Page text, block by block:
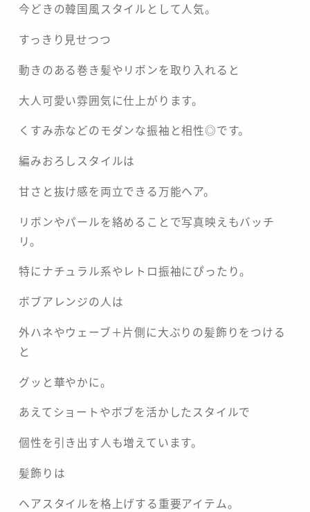
今どきの韓国風スタイルとして人気。
すっきり見せつつ
動きのある巻き髪やリボンを取り入れると
大人可愛い雰囲気に仕上がります。
くすみ赤などのモダンな振袖と相性◎です。
編みおろしスタイルは
甘さと抜け感を両立できる万能ヘア。
リボンやパールを絡めることで写真映えもバッチ
リ。
特にナチュラル系やレトロ振袖にぴったり。
ボブアレンジの人は
外ハネやウェーブ＋片側に大ぶりの髪飾りをつける
と
グッと華やかに。
あえてショートやボブを活かしたスタイルで
個性を引き出す人も増えています。
髪飾りは
ヘアスタイルを格上げする重要アイテム。